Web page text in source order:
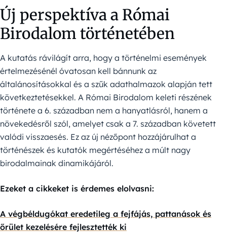
Új perspektíva a Római
Birodalom történetében
A kutatás rávilágít arra, hogy a történelmi események
értelmezésénél óvatosan kell bánnunk az
általánosításokkal és a szűk adathalmazok alapján tett
következtetésekkel. A Római Birodalom keleti részének
története a 6. században nem a hanyatlásról, hanem a
növekedésről szól, amelyet csak a 7. században követett
valódi visszaesés. Ez az új nézőpont hozzájárulhat a
történészek és kutatók megértéséhez a múlt nagy
birodalmainak dinamikájáról.
Ezeket a cikkeket is érdemes elolvasni:
A végbéldugókat eredetileg a fejfájás, pattanások és
őrület kezelésére fejlesztették ki